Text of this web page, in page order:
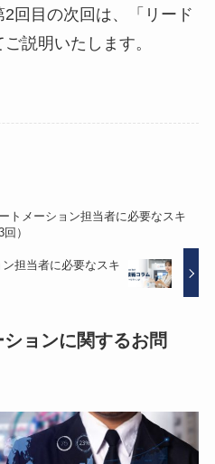
回目の次回は、「リード
説明いたします。
トメーション担当者に必要なスキ
）
担当者に必要なスキ
ョンに関するお問